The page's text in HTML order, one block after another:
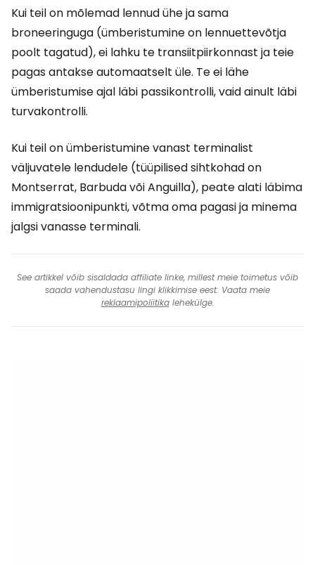
Kui teil on mõlemad lennud ühe ja sama
broneeringuga (ümberistumine on lennuettevõtja
poolt tagatud), ei lahku te transiitpiirkonnast ja teie
pagas antakse automaatselt üle. Te ei lähe
ümberistumise ajal läbi passikontrolli, vaid ainult läbi
turvakontrolli.
Kui teil on ümberistumine vanast terminalist
väljuvatele lendudele (tüüpilised sihtkohad on
Montserrat, Barbuda või Anguilla), peate alati läbima
immigratsioonipunkti, võtma oma pagasi ja minema
jalgsi vanasse terminali.
See artikkel võib sisaldada affiliate linke, millest meie toimetus võib
saada vahendustasu lingi klikkimise eest. Vaata meie
reklaamipoliitikalehekülge.